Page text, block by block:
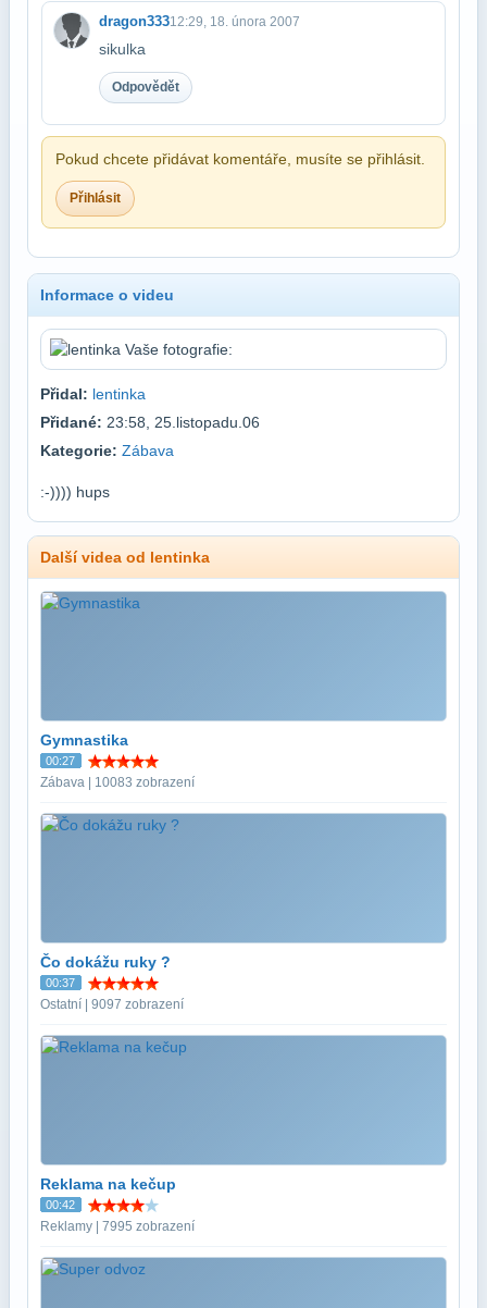
dragon33312:29, 18. února 2007
sikulka
Odpovědět
Pokud chcete přidávat komentáře, musíte se přihlásit.
Přihlásit
Informace o videu
Přidal: lentinka
Přidané: 23:58, 25.listopadu.06
Kategorie: Zábava
:-)))) hups
Další videa od lentinka
Gymnastika
00:27
Zábava | 10083 zobrazení
Čo dokážu ruky ?
00:37
Ostatní | 9097 zobrazení
Reklama na kečup
00:42
Reklamy | 7995 zobrazení